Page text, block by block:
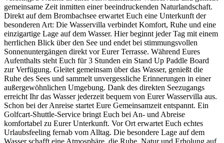
gemeinsame Zeit inmitten einer beeindruckenden Naturlandschaft.
Direkt auf dem Brombachsee erwartet Euch eine Unterkunft der
besonderen Art: Die Wasservilla verbindet Komfort, Ruhe und eine
einzigartige Lage auf dem Wasser. Hier beginnt jeder Tag mit einem
herrlichen Blick über den See und endet bei stimmungsvollen
Sonnenuntergängen direkt vor Eurer Terrasse. Während Eures
Aufenthalts steht Euch für 3 Stunden ein Stand Up Paddle Board
zur Verfügung. Gleitet gemeinsam über das Wasser, genießt die
Ruhe des Sees und sammelt unvergessliche Erinnerungen in einer
außergewöhnlichen Umgebung. Dank des direkten Seezugangs
erreicht Ihr das Wasser jederzeit bequem von Eurer Wasservilla aus.
Schon bei der Anreise startet Eure Gemeinsamzeit entspannt. Ein
Golfcart-Shuttle-Service bringt Euch bei An- und Abreise
komfortabel zu Eurer Unterkunft. Vor Ort erwartet Euch echtes
Urlaubsfeeling fernab vom Alltag. Die besondere Lage auf dem